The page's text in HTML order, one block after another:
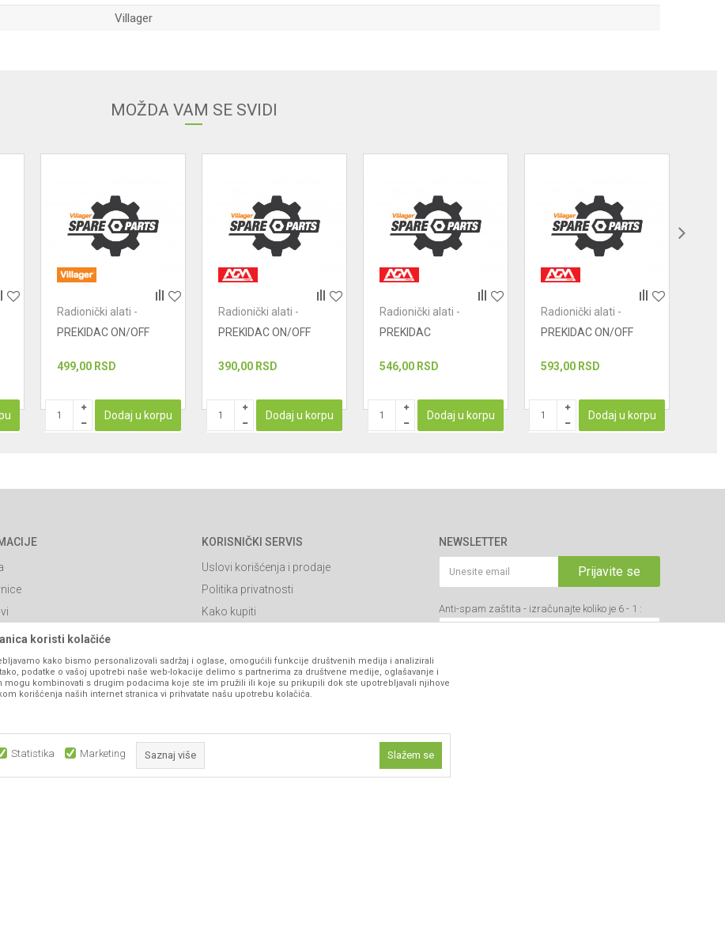
Villager
MOŽDA VAM SE SVIDI
Radionički alati -
PREKIDAC ON/OFF
499,00 RSD
Dodaj u korpu
Radionički alati -
PREKIDAC ON/OFF
390,00 RSD
Dodaj u korpu
Radionički alati -
PREKIDAC
546,00 RSD
Dodaj u korpu
Radionički alati -
PREKIDAC ON/OFF
593,00 RSD
Dodaj u korpu
pitanja
KORISNIČKI SERVIS
Uslovi korišćenja i prodaje
Politika privatnosti
Kako kupiti
Click & Collect
Načini plaćanja
Plaćanje karticama
Pravo na odustajanje
Reklamacije
NEWSLETTER
Prijavite se
Anti-spam zaštita - izračunajte koliko je 6 - 1 :
VIBER I SMS NEWSLETTER
koristi kolačiće
kako bismo personalizovali sadržaj i oglase, omogućili funkcije društvenih medija i analizirali
podatke o vašoj upotrebi naše web-lokacije delimo s partnerima za društvene medije, oglašavanje i
mogu kombinovati s drugim podacima koje ste im pružili ili koje su prikupili dok ste upotrebljavali njihove
korišćenja naših internet stranica vi prihvatate našu upotrebu kolačića.
Statistika Marketing Saznaj više Slažem se